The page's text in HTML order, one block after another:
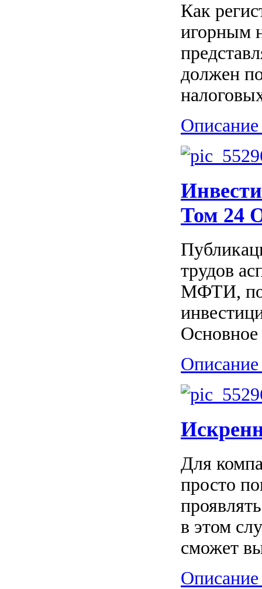
Как
игорным
должен
Описание
Том 24
трудов
МФТИ,
Описание
Для
просто
в этом
сможет
Описание